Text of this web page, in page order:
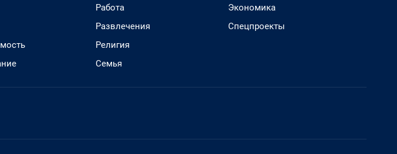
Работа
Развлечения
Религия
Семья
Экономика
Спецпроекты